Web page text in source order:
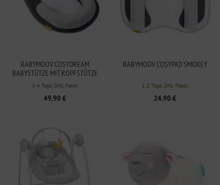
BABYMOOV COSYDREAM
BABYSTÜTZE MIT KOPFSTÜTZE
SMOKEY
3-4 Tage, DHL Paket
49,90 €
BABYMOOV COSYPAD SMOKEY
1-2 Tage, DHL Paket
24,90 €